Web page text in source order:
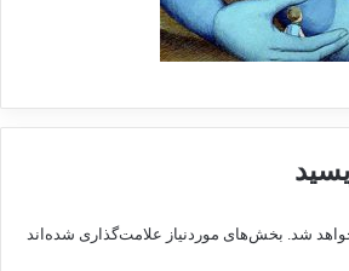
شد. بخش‌های موردنیاز علامت‌گذاری شده‌اند